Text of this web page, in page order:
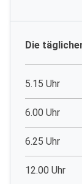
Die
5.15 Uhr
6.00 Uhr
6.25 Uhr
12.00 Uhr